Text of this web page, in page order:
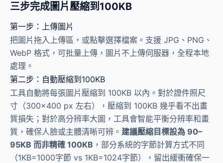
三步完成圖片壓縮到100KB
第一步：上傳圖片
把圖片拖入上傳區，或點擊選擇檔案。支援 JPG、PNG、
WebP 格式，可批量上傳，圖片不上傳伺服器，全程本地
處理。
第二步：自動壓縮到100KB
工具自動將每張圖片壓縮到 100KB 以內。對於證件照尺
寸（300×400 px 左右），壓縮到 100KB 幾乎看不出畫
質損失；對於高分辨率大圖，工具會智能平衡分辨率和畫
質，確保人臉或主體清晰可辨。 建議壓縮目標設為 90–
95KB 而非精確 100KB ，部分系統的字節計算方式不同
（1KB=1000字節 vs 1KB=1024字節），留出緩衝確保一